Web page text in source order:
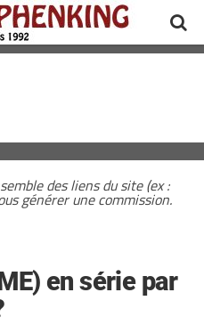
des liens du site (ex :
générer une commission.
en série par